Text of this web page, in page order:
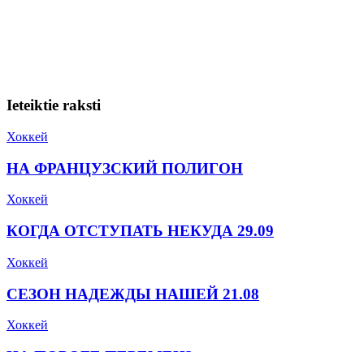
Ieteiktie raksti
Хоккей
НА ФРАНЦУЗСКИЙ ПОЛИГОН
Хоккей
КОГДА ОТСТУПАТЬ НЕКУДА 29.09
Хоккей
СЕЗОН НАДЕЖДЫ НАШЕЙ 21.08
Хоккей